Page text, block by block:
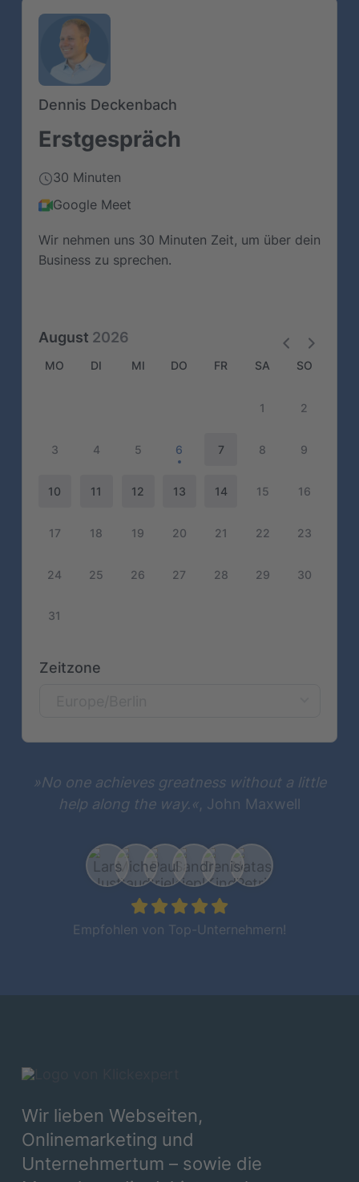
Dennis Deckenbach
Erstgespräch
30 Minuten
Google Meet
Wir nehmen uns 30 Minuten Zeit, um über dein
Business zu sprechen.
August 2026
MO DI MI DO FR SA SO
1 2
3 4 5 6 7 8 9
10 11 12 13 14 15 16
17 18 19 20 21 22 23
24 25 26 27 28 29 30
31
Zeitzone
»No one achieves greatness without a little
help along the way.«, John Maxwell
Empfohlen von Top-Unternehmern!
Wir lieben Webseiten,
Onlinemarketing und
Unternehmertum – sowie die